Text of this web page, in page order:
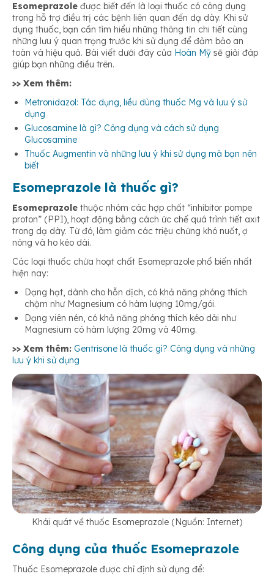
Esomeprazole được biết đến là loại thuốc có công dụng
trong hỗ trợ điều trị các bệnh liên quan đến dạ dày. Khi sử
dụng thuốc, bạn cần tìm hiểu những thông tin chi tiết cùng
những lưu ý quan trọng trước khi sử dụng để đảm bảo an
toàn và hiệu quả. Bài viết dưới đây của Hoàn Mỹ sẽ giải đáp
giúp bạn những điều trên.
>> Xem thêm:
Metronidazol: Tác dụng, liều dùng thuốc Mg và lưu ý sử
dụng
Glucosamine là gì? Công dụng và cách sử dụng
Glucosamine
Thuốc Augmentin và những lưu ý khi sử dụng mà bạn nên
biết
Esomeprazole là thuốc gì?
Esomeprazole thuộc nhóm các hợp chất “inhibitor pompe
proton” (PPI), hoạt động bằng cách ức chế quá trình tiết axit
trong dạ dày. Từ đó, làm giảm các triệu chứng khó nuốt, ợ
nóng và ho kéo dài.
Các loại thuốc chứa hoạt chất Esomeprazole phổ biến nhất
hiện nay:
Dạng hạt, dành cho hỗn dịch, có khả năng phóng thích
chậm như Magnesium có hàm lượng 10mg/gói.
Dạng viên nén, có khả năng phóng thích kéo dài như
Magnesium có hàm lượng 20mg và 40mg.
>> Xem thêm: Gentrisone là thuốc gì? Công dụng và những
lưu ý khi sử dụng
Khái quát về thuốc Esomeprazole (Nguồn: Internet)
Công dụng của thuốc Esomeprazole
Thuốc Esomeprazole được chỉ định sử dụng để: